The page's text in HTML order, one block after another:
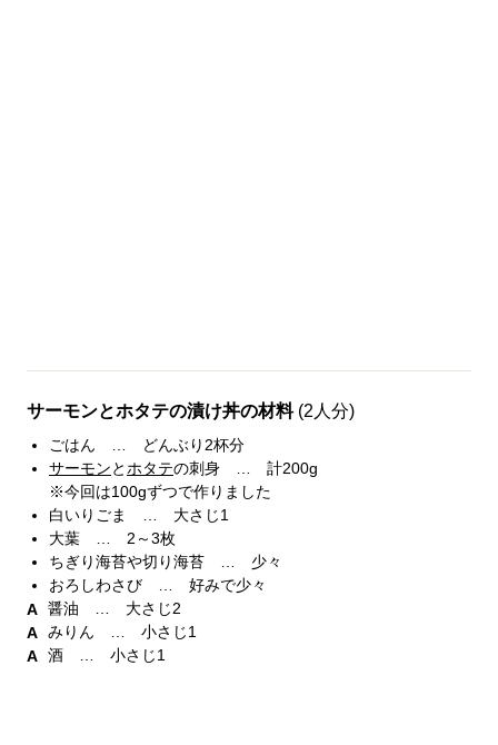
サーモンとホタテの漬け丼の材料 (2人分)
ごはん … どんぶり2杯分
サーモンと ホタテの刺身 … 計200g
※今回は100gずつで作りました
白いりごま … 大さじ1
大葉 … 2～3枚
ちぎり海苔や切り海苔 … 少々
おろしわさび … 好みで少々
醤油 … 大さじ2
みりん … 小さじ1
酒 … 小さじ1